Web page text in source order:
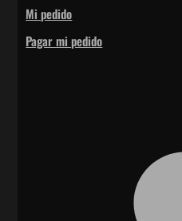
Mi pedido
Pagar mi pedido